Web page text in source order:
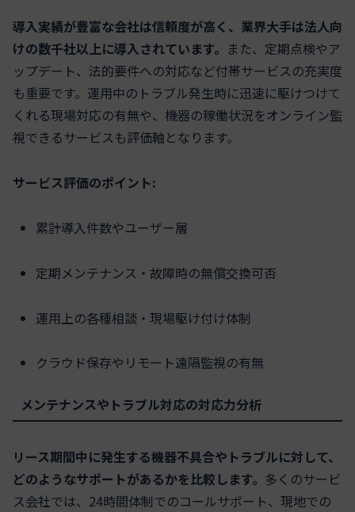
導入実績が豊富な会社は信頼度が高く、業界大手は法人向
けの数千社以上に導入されています。 また、定期点検やア
ップデート、法的要件への対応など付帯サービスの充実度
も重要です。運用中のトラブル発生時に迅速に駆けつけて
くれる現場対応の有無や、機器の稼働状況をオンライン監
視できるサービスも評価軸となります。
サービス評価のポイント:
累計導入件数やユーザー層
定期メンテナンス・故障時の無償交換可否
運用上の各種相談・現場駆け付け体制
クラウド保存やリモート遠隔監視の有無
メンテナンスやトラブル対応の対応力分析
リース期間中に発生する機器不具合やトラブルに対して、
どのようなサポートがあるかを比較します。 多くのサービ
ス会社では、24時間体制でのコールサポート、現地での